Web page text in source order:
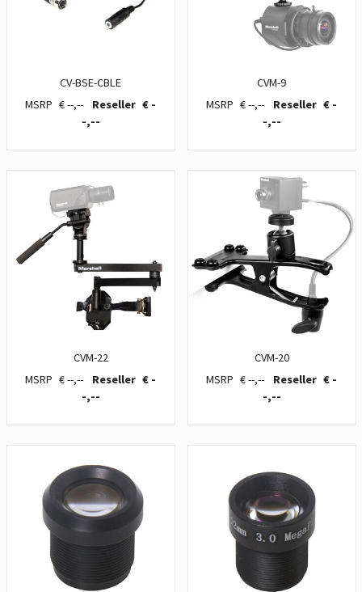
CV-BSE-CBLE
€ --,--
€ -
-,--
CVM-9
€ --,--
€ -
-,--
CVM-22
€ --,--
€ -
-,--
CVM-20
€ --,--
€ -
-,--